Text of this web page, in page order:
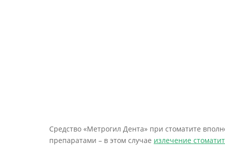
Средство «Метрогил Дента» при стоматите
препаратами – в этом случае излечение